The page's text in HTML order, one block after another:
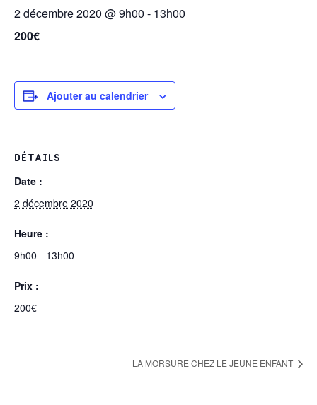
2 décembre 2020 @ 9h00 - 13h00
200€
Ajouter au calendrier
DÉTAILS
Date :
2 décembre 2020
Heure :
9h00 - 13h00
Prix :
200€
LA MORSURE CHEZ LE JEUNE ENFANT